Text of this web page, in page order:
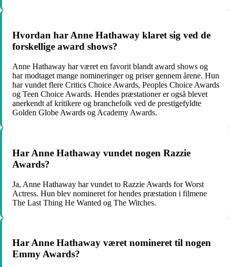
Hvordan har Anne Hathaway klaret sig ved de
forskellige award shows?
Anne Hathaway har været en favorit blandt award shows og
har modtaget mange nomineringer og priser gennem årene. Hun
har vundet flere Critics Choice Awards, Peoples Choice Awards
og Teen Choice Awards. Hendes præstationer er også blevet
anerkendt af kritikere og branchefolk ved de prestigefyldte
Golden Globe Awards og Academy Awards.
Har Anne Hathaway vundet nogen Razzie
Awards?
Ja, Anne Hathaway har vundet to Razzie Awards for Worst
Actress. Hun blev nomineret for hendes præstation i filmene
The Last Thing He Wanted og The Witches.
Har Anne Hathaway været nomineret til nogen
Emmy Awards?